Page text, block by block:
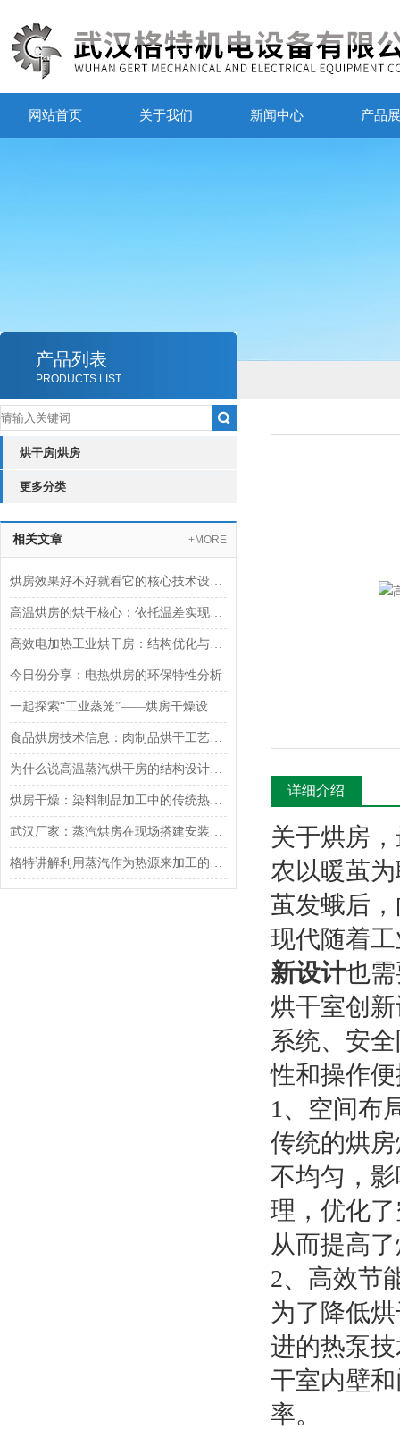
网站首页 关于我们 新闻中心 产品
产品列表
PRODUCTS LIST
烘干房|烘房
更多分类
相关文章 +MORE
烘房效果好不好就看它的核心技术设计与参数
高温烘房的烘干核心：依托温差实现热量与水分的双向传递
高效电加热工业烘干房：结构优化与热能循环技术
今日份分享：电热烘房的环保特性分析
一起探索“工业蒸笼”——烘房干燥设备的奥秘
食品烘房技术信息：肉制品烘干工艺的现代化应用
为什么说高温蒸汽烘干房的结构设计很重要
烘房干燥：染料制品加工中的传统热风对流技术
武汉厂家：蒸汽烘房在现场搭建安装时需要注意的事项
格特讲解利用蒸汽作为热源来加工的高温烘房
详细介绍
关于烘房
农以暖茧
茧发蛾后
现代随着
新设计也
烘干室创
系统、安
性和操作
1、空间布
传统的烘
不均匀，
理，优化
从而提高
2、高效节
为了降低
进的热泵
干室内壁
率。